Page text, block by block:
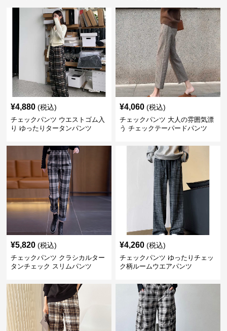
¥4,880 (税込)
チェックパンツ ウエストゴム入
り ゆったりタータンパンツ
¥4,060 (税込)
チェックパンツ 大人の雰囲気漂
う チェックテーパードパンツ
¥5,820 (税込)
チェックパンツ クラシカルター
タンチェック スリムパンツ
¥4,260 (税込)
チェックパンツ ゆったりチェッ
ク柄ルームウエアパンツ